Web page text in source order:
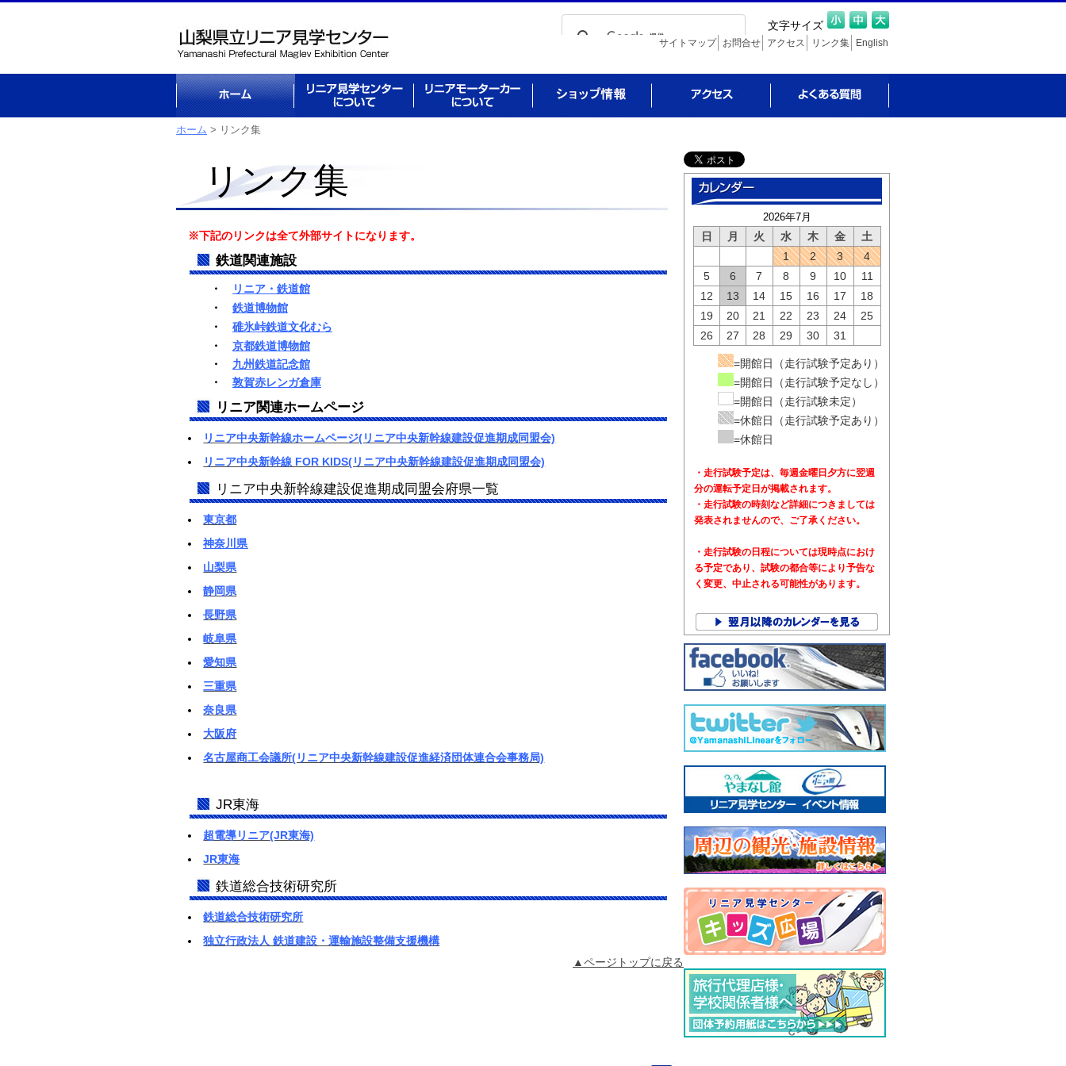
文字サイズ
サイトマップ お問合せ アクセス リンク集 English
ホーム
リニア見学センターに
リニアモーターカーに
ホーム > リンク集
2026年7月
日 月 火 水 木 金
土
1
2 3
4
5
6 7 8 9 10
11
12
13 14 15 16 17
18
19
20 21 22 23 24
25
26
27 28 29 30 31
=開館日（走行試験予定あり）
=開館日（走行試験予定なし）
=開館日（走行試験未定）
=休館日（走行試験予定あり）
=休館日
・走行試験予定は、毎週金曜日夕方に翌週
分の運転予定日が掲載されます。
・走行試験の時刻など詳細につきましては
発表されませんので、ご了承ください。
・走行試験の日程については現時点におけ
る予定であり、試験の都合等により予告な
く変更、中止される可能性があります。
リンク集
※下記のリンクは全て外部サイトになります。
鉄道関連施設
・
リニア・鉄道館
・
鉄道博物館
・
碓氷峠鉄道文化むら
・ 京都鉄道博物館
・
九州鉄道記念館
・ 敦賀赤レンガ倉庫
リニア関連ホームページ
リニア中央新幹線ホームページ(リニア中央新幹線建設促進期成同盟会)
リニア中央新幹線 FOR KIDS(リニア中央新幹線建設促進期成同盟会)
リニア中央新幹線建設促進期成同盟会府県一覧
東京都
神奈川県
山梨県
静岡県
長野県
岐阜県
愛知県
三重県
奈良県
大阪府
名古屋商工会議所(リニア中央新幹線建設促進経済団体連合会事務局)
JR東海
超電導リニア(JR東海)
JR東海
鉄道総合技術研究所
鉄道総合技術研究所
独立行政法人 鉄道建設・運輸施設整備支援機構
▲ページトップに戻る